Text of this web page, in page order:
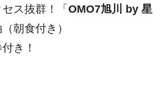
ス抜群！「 OMO7旭川 by 星
朝食付き）
き！